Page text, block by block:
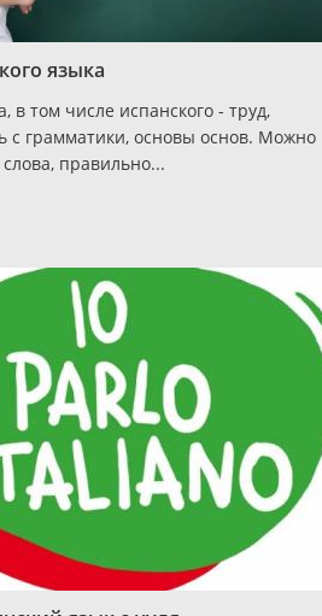
языка
в том числе испанского - труд,
с грамматики, основы основ. Можно
правильно...